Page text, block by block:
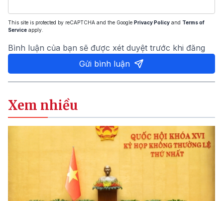
This site is protected by reCAPTCHA and the Google Privacy Policy and Terms of
Service apply.
Bình luận của bạn sẽ được xét duyệt trước khi đăng
Gửi bình luận
Xem nhiều